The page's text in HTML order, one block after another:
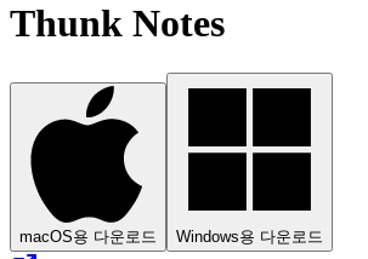
Thunk Notes
macOS용 다운로드 Windows용 다운로드